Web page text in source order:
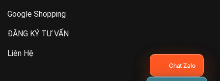
Google Shopping
ĐĂNG KÝ TƯ VẤN
Liên Hệ
Chat Zalo